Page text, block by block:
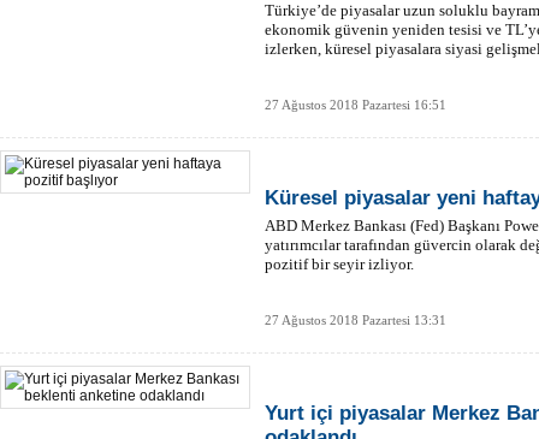
Türkiye’de piyasalar uzun soluklu
ekonomik güvenin yeniden tesisi ve
izlerken, küresel piyasalara siyasi
27 Ağustos 2018 Pazartesi 16:51
Küresel piyasalar yeni
ABD Merkez Bankası (Fed) Başkanı
yatırımcılar tarafından güvercin olarak
pozitif bir seyir izliyor.
27 Ağustos 2018 Pazartesi 13:31
Yurt içi piyasalar Merkez